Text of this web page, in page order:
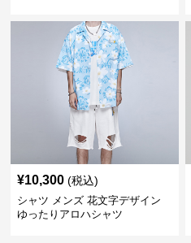
¥10,300 (税込)
シャツ メンズ 花文字デザイン
ゆったりアロハシャツ